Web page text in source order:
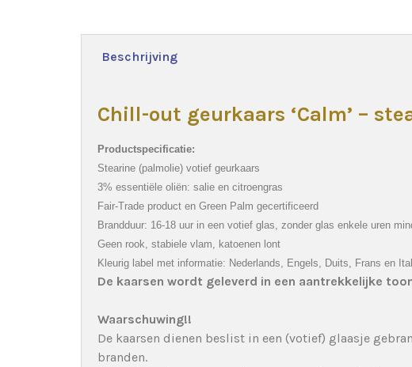
Beschrijving
Chill-out geurkaars ‘Calm’ –
Productspecificatie:
Stearine (palmolie) votief geurkaars
3% essentiële oliën: salie en citroengras
Fair-Trade product en Green Palm gecertificeerd
Brandduur: 16-18 uur in een votief glas, zonder glas enkele uren
Geen rook, stabiele vlam, katoenen lont
Kleurig label met informatie: Nederlands, Engels, Duits, Frans en
De kaarsen wordt geleverd in een aantrekkelijke
Waarschuwing!!
De kaarsen dienen beslist in een (votief) glaasje
branden.